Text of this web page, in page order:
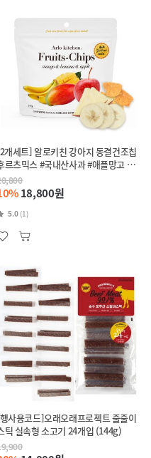
개세트] 알로키친 강아지 동결건조칩
르츠믹스 #국내산사과 #애플망고 #
나나
18,800원
5.0 (1)
사용코드]오래오래프로젝트 줄줄이
틱 실속형 소고기 24개입 (144g)